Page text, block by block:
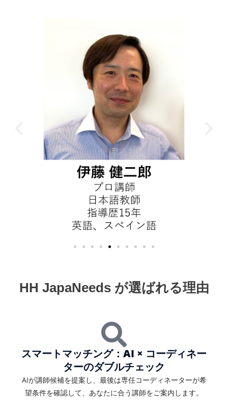
HH JapaNeeds が選ばれる理由
スマートマッチング：AI × コーディネー
ターのダブルチェック
AIが講師候補を提案し、最後は専任コーディネーターが希
望条件を確認して、あなたに合う講師をご案内します。